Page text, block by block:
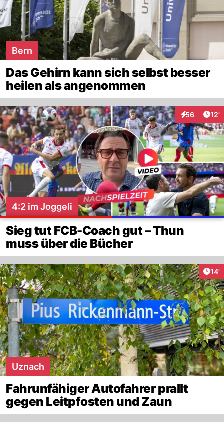
Bern
Das Gehirn kann sich selbst besser
heilen als angenommen
56
Interaktionen
12'
4:2 im Joggeli
Sieg tut FCB-Coach gut – Thun
muss über die Bücher
14'
Uznach
Fahrunfähiger Autofahrer prallt
gegen Leitpfosten und Zaun